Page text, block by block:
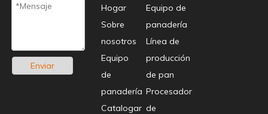
Enviar
Hogar
Sobre
nosotros
Equipo
de
panadería
Catalogar
Equipo de
panadería
Línea de
producción
de pan
Procesador
de